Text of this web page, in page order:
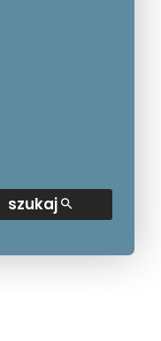
szukaj